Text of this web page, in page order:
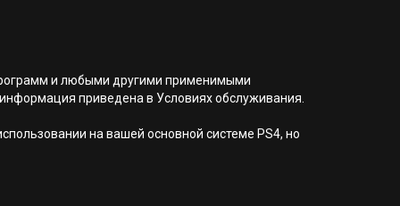
и любыми другими применимыми
приведена в Условиях обслуживания.
на вашей основной системе PS4, но